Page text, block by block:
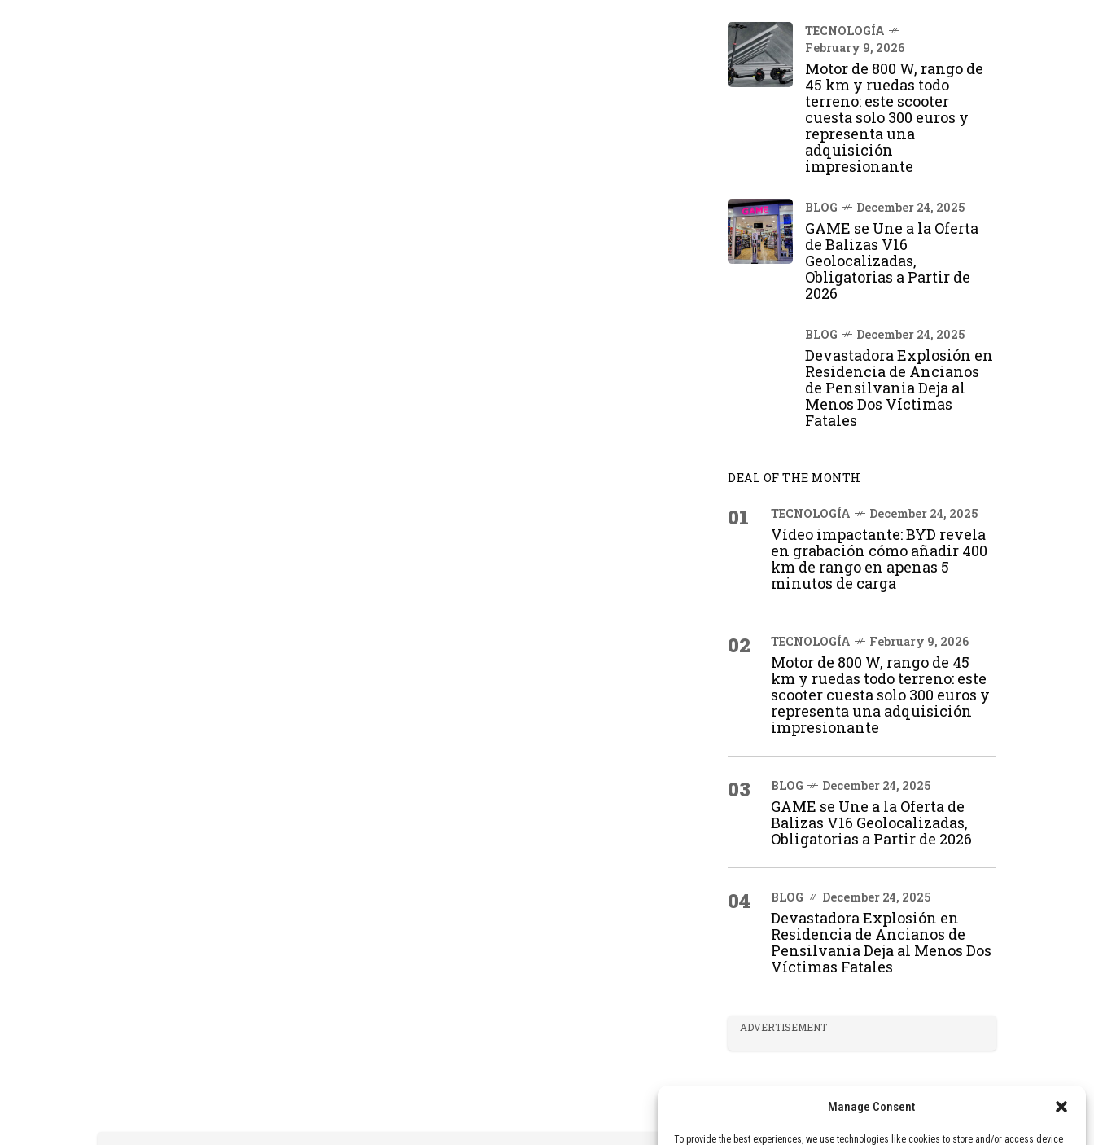
Manage Consent
To provide the best experiences, we use technologies like cookies to store and/or access device
TECNOLOGÍA
February 9, 2026
Motor de 800 W, rango de
45 km y ruedas todo
terreno: este scooter
cuesta solo 300 euros y
representa una
adquisición
impresionante
BLOG December 24, 2025
GAME se Une a la Oferta
de Balizas V16
Geolocalizadas,
Obligatorias a Partir de
2026
BLOG December 24, 2025
Devastadora Explosión en
Residencia de Ancianos
de Pensilvania Deja al
Menos Dos Víctimas
Fatales
DEAL OF THE MONTH
01 TECNOLOGÍA December 24, 2025
Vídeo impactante: BYD revela
en grabación cómo añadir 400
km de rango en apenas 5
minutos de carga
02 TECNOLOGÍA February 9, 2026
Motor de 800 W, rango de 45
km y ruedas todo terreno: este
scooter cuesta solo 300 euros y
representa una adquisición
impresionante
03 BLOG December 24, 2025
GAME se Une a la Oferta de
Balizas V16 Geolocalizadas,
Obligatorias a Partir de 2026
04 BLOG December 24, 2025
Devastadora Explosión en
Residencia de Ancianos de
Pensilvania Deja al Menos Dos
Víctimas Fatales
ADVERTISEMENT